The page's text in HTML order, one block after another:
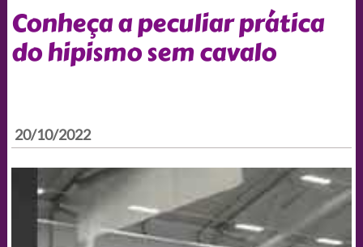
Conheça a peculiar prática
do hipismo sem cavalo
20/10/2022